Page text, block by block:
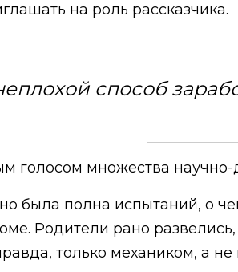
на роль рассказчика.
способ
голосом множества
была полна испытаний, о
Родители рано
только механиком, а не